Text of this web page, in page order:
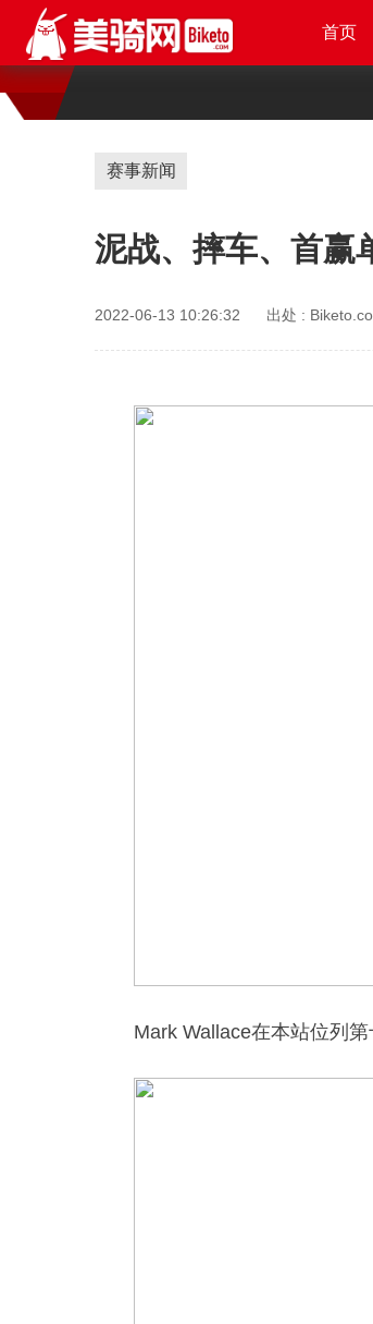
首页
首页
首页
首页
赛事新闻
泥战、摔车、首赢
2022-06-13 10:26:32 出处 :
Mark Wallace在本站位列第